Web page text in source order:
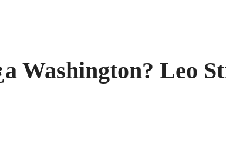
Washington? Leo